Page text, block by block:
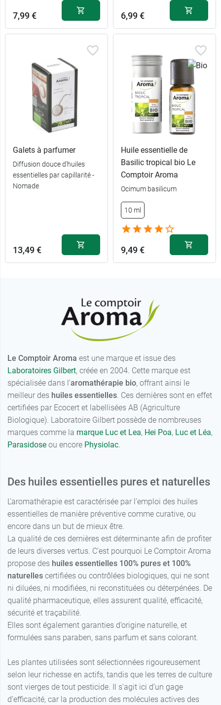
7,99 € 6,99 €
Galets à parfumer
Diffusion douce d'huiles
essentielles par capillarité -
Nomade
13,49 €
Huile essentielle de
Basilic tropical bio Le
Comptoir Aroma
Ocimum basilicum
10 ml
9,49 €
Le Comptoir Aroma est une marque et issue des
Laboratoires Gilbert, créée en 2004. Cette marque est
spécialisée dans l’aromathérapie bio, offrant ainsi le
meilleur des huiles essentielles. Ces dernières sont en effet
certifiées par Ecocert et labellisées AB (Agriculture
Biologique). Laboratoire Gilbert possède de nombreuses
marques comme la marque Luc et Lea, Hei Poa, Luc et Léa,
Parasidose ou encore Physiolac.
Des huiles essentielles pures et naturelles
L’aromathérapie est caractérisée par l’emploi des huiles
essentielles de manière préventive comme curative, ou
encore dans un but de mieux être.
La qualité de ces dernières est déterminante afin de profiter
de leurs diverses vertus. C’est pourquoi Le Comptoir Aroma
propose des huiles essentielles 100% pures et 100%
naturelles certifiées ou contrôlées biologiques, qui ne sont
ni diluées, ni modifiées, ni reconstituées ou déterpénées. De
qualité pharmaceutique, elles assurent qualité, efficacité,
sécurité et traçabilité.
Elles sont également garanties d’origine naturelle, et
formulées sans paraben, sans parfum et sans colorant.
Les plantes utilisées sont sélectionnées rigoureusement
selon leur richesse en actifs, tandis que les terres de culture
sont vierges de tout pesticide. Il s’agit ici d’un gage
d’efficacité, car la production des molécules actives des